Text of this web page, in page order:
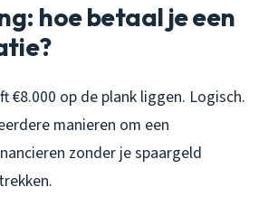
hoe betaal je een
€8.000 op de plank liggen. Logisch.
manieren om een
zonder je spaargeld